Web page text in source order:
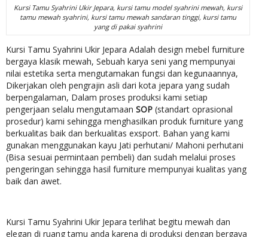
Kursi Tamu Syahrini Ukir Jepara, kursi tamu model syahrini mewah, kursi
tamu mewah syahrini, kursi tamu mewah sandaran tinggi, kursi tamu
yang di pakai syahrini
Kursi Tamu Syahrini Ukir Jepara Adalah design mebel furniture
bergaya klasik mewah, Sebuah karya seni yang mempunyai
nilai estetika serta mengutamakan fungsi dan kegunaannya,
Dikerjakan oleh pengrajin asli dari kota jepara yang sudah
berpengalaman, Dalam proses produksi kami setiap
pengerjaan selalu mengutamaan SOP (standart oprasional
prosedur) kami sehingga menghasilkan produk furniture yang
berkualitas baik dan berkualitas exsport. Bahan yang kami
gunakan menggunakan kayu Jati perhutani/ Mahoni perhutani
(Bisa sesuai permintaan pembeli) dan sudah melalui proses
pengeringan sehingga hasil furniture mempunyai kualitas yang
baik dan awet.
Kursi Tamu Syahrini Ukir Jepara terlihat begitu mewah dan
elegan di ruang tamu anda karena di produksi dengan bergaya